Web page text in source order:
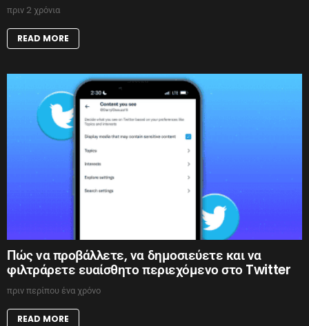
πριν 2 χρόνια
READ MORE
Πώς να προβάλλετε, να δημοσιεύετε και να
φιλτράρετε ευαίσθητο περιεχόμενο στο Twitter
πριν περίπου ένα χρόνο
READ MORE